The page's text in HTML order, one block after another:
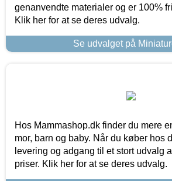
genanvendte materialer og er 100%
Klik her for at se deres udvalg.
Se udvalget på
Hos Mammashop.dk finder du mere
mor, barn og baby. Når du køber hos
levering og adgang til et stort udvalg
priser. Klik her for at se deres udvalg.